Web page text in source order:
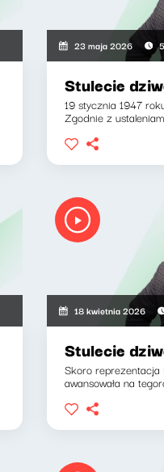
23 maja 2026
Stulecie
19 stycznia 1947
Zgodnie z
18 kwietnia 2026
Stulecie
Skoro
awansowała na